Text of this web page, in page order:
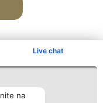
Live chat
na
Kontakt
Kontakt